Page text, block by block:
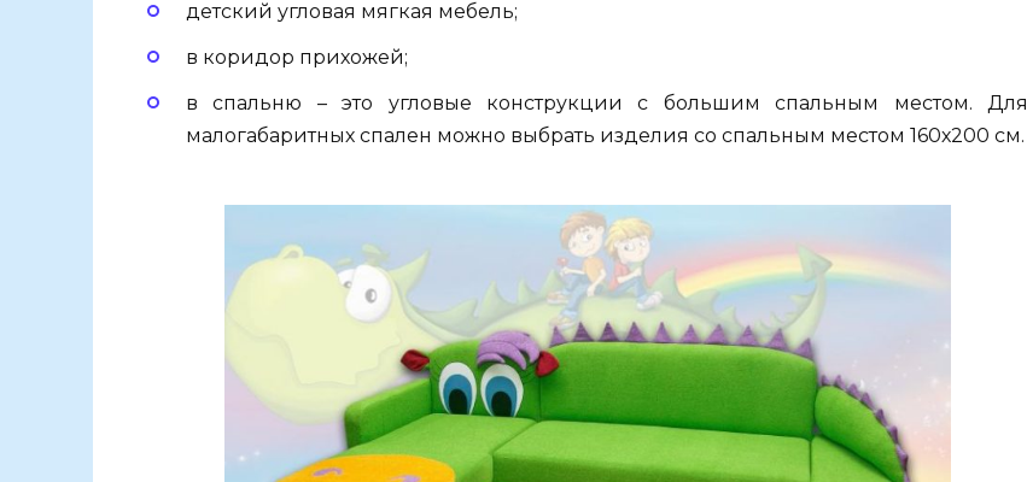
детский угловая мягкая мебель;
в коридор прихожей;
в спальню – это угловые конструкции с большим спальным местом. Для
малогабаритных спален можно выбрать изделия со спальным местом 160х200 см.